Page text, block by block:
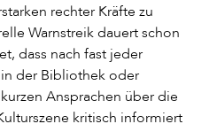
rechter Kräfte zu
Warnstreik dauert schon
dass nach fast jeder
der Bibliothek oder
Ansprachen über die
kritisch informiert